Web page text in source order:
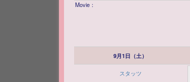
Movie：
9月1日（土）
スタッツ